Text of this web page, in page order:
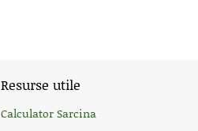
Resurse utile
Calculator Sarcina